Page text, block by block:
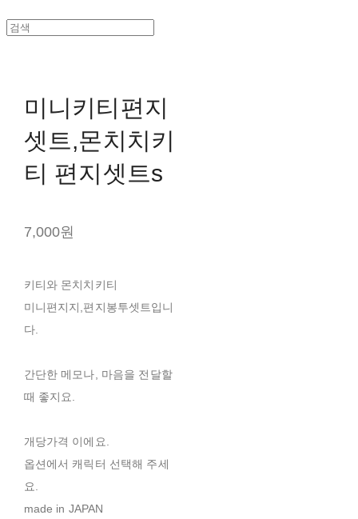
미니키티편지
셋트,몬치치키
티 편지셋트s
7,000원
키티와 몬치치키티
미니편지지,편지봉투셋트입니
다.
간단한 메모나, 마음을 전달할
때 좋지요.
개당가격 이에요.
옵션에서 캐릭터 선택해 주세
요.
made in JAPAN